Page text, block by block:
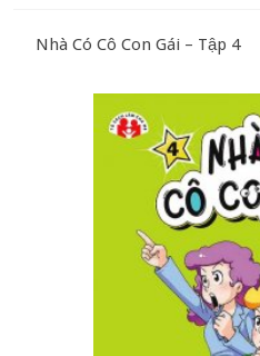
Nhà Có Cô Con Gái – Tập 4